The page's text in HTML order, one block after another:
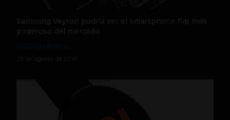
Samsung Veyron podría ser el smartphone flip más
poderoso del mercado
23 de agosto de 2016